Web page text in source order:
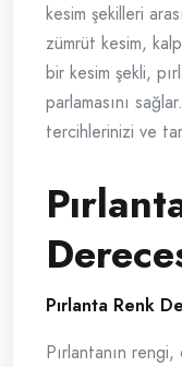
kesim şekilleri
zümrüt kesim,
bir kesim şekli,
parlamasını
tercihlerinizi ve
Pırlanta Renk
Pırlantanın